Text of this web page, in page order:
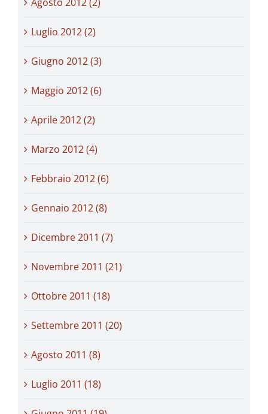
Luglio 2012 (2)
Giugno 2012 (3)
Maggio 2012 (6)
Aprile 2012 (2)
Marzo 2012 (4)
Febbraio 2012 (6)
Gennaio 2012 (8)
Dicembre 2011 (7)
Novembre 2011 (21)
Ottobre 2011 (18)
Settembre 2011 (20)
Agosto 2011 (8)
Luglio 2011 (18)